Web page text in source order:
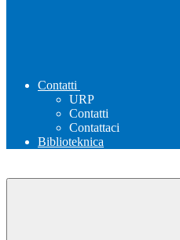
Contatti
URP
Contatti
Contattaci
Biblioteknica